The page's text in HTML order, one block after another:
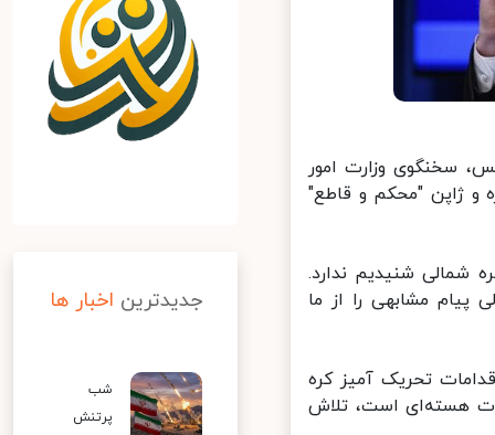
سخنگوی وزارت امور
و ژاپن "محکم و قاطع"
شمالی شنیدیم ندارد.
مشابهی را از ما
تحریک آمیز کره
هسته‌ای است، تلاش
جدیدترین اخبار ها
شب
پرتنش